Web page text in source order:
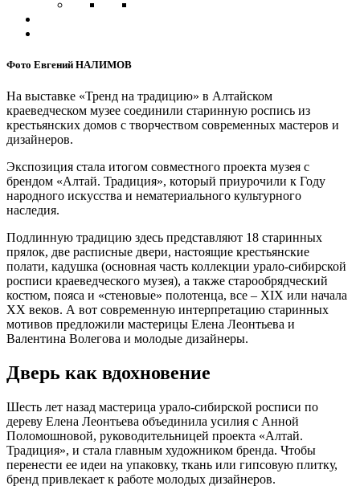
Фото Евгений НАЛИМОВ
На выставке «Тренд на традицию» в Алтайском
краеведческом музее соединили старинную роспись из
крестьянских домов с творчеством современных мастеров и
дизайнеров.
Экспозиция стала итогом совместного проекта музея с
брендом «Алтай. Традиция», который приурочили к Году
народного искусства и нематериального культурного
наследия.
Подлинную традицию здесь представляют 18 старинных
прялок, две расписные двери, настоящие крестьянские
полати, кадушка (основная часть коллекции урало-сибирской
росписи краеведческого музея), а также старообрядческий
костюм, пояса и «стеновые» полотенца, все – XIX или начала
ХХ веков. А вот современную интерпретацию старинных
мотивов предложили мастерицы Елена Леонтьева и
Валентина Волегова и молодые дизайнеры.
Дверь как вдохновение
Шесть лет назад мастерица урало-сибирской росписи по
дереву Елена Леонтьева объединила усилия с Анной
Поломошновой, руководительницей проекта «Алтай.
Традиция», и стала главным художником бренда. Чтобы
перенести ее идеи на упаковку, ткань или гипсовую плитку,
бренд привлекает к работе молодых дизайнеров.